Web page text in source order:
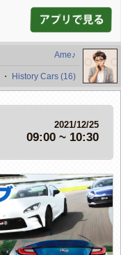
Ame♪
・ History Cars (16)
2021/12/25
09:00 ~ 10:30